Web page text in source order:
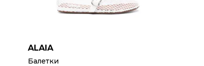
ALAIA
Балетки